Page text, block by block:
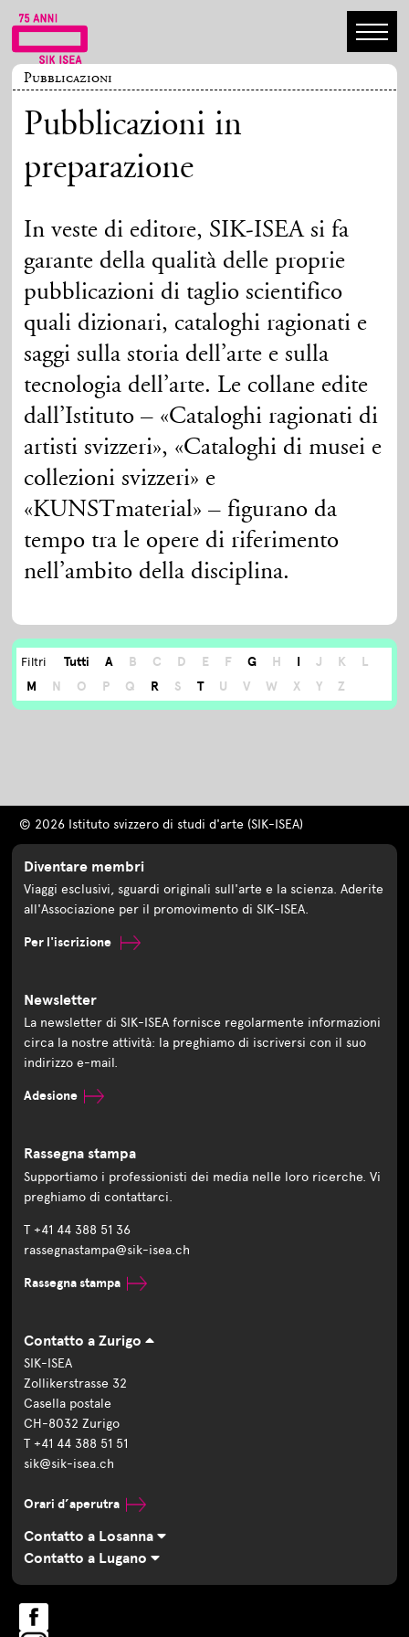
Pubblicazioni
Pubblicazioni in
preparazione
In veste di editore, SIK-ISEA si fa
garante della qualità delle proprie
pubblicazioni di taglio scientifico
quali dizionari, cataloghi ragionati e
saggi sulla storia dell’arte e sulla
tecnologia dell’arte. Le collane edite
dall’Istituto – «Cataloghi ragionati di
artisti svizzeri», «Cataloghi di musei e
collezioni svizzeri» e
«KUNSTmaterial» – figurano da
tempo tra le opere di riferimento
nell’ambito della disciplina.
Filtri Tutti A B C D E F G H I J K
L
M
N O P Q R S T U V W X Y Z
© 2026 Istituto svizzero di studi d'arte (SIK-ISEA)
Diventare membri
Viaggi esclusivi, sguardi originali sull'arte e la scienza. Aderite
all'Associazione per il promovimento di SIK-ISEA.
Per l'iscrizione
Newsletter
La newsletter di SIK-ISEA fornisce regolarmente informazioni
circa la nostre attività: la preghiamo di iscriversi con il suo
indirizzo e-mail.
Adesione
Rassegna stampa
Supportiamo i professionisti dei media nelle loro ricerche. Vi
preghiamo di contattarci.
T +41 44 388 51 36
rassegnastampa@sik-isea.ch
Rassegna stampa
Contatto a Zurigo
SIK-ISEA
Zollikerstrasse 32
Casella postale
CH-8032 Zurigo
T +41 44 388 51 51
sik@sik-isea.ch
Orari d’aperutra
Contatto a Losanna
Contatto a Lugano